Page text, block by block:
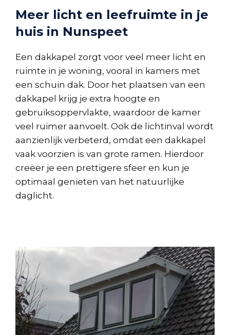
Meer licht en leefruimte in je
huis in Nunspeet
Een dakkapel zorgt voor veel meer licht en
ruimte in je woning, vooral in kamers met
een schuin dak. Door het plaatsen van een
dakkapel krijg je extra hoogte en
gebruiksoppervlakte, waardoor de kamer
veel ruimer aanvoelt. Ook de lichtinval wordt
aanzienlijk verbeterd, omdat een dakkapel
vaak voorzien is van grote ramen. Hierdoor
creëer je een prettigere sfeer en kun je
optimaal genieten van het natuurlijke
daglicht.